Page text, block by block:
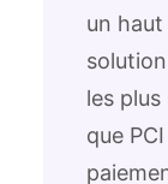
un
les
que